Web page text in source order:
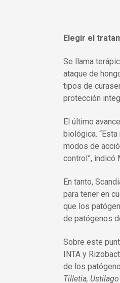
Elegir el
Se llama
ataque de
tipos de
protección
El último
biológica.
modos de
control”, indicó
En tanto,
para tener en
que los
de patógenos
Sobre este
INTA y
de los
Tilletia,